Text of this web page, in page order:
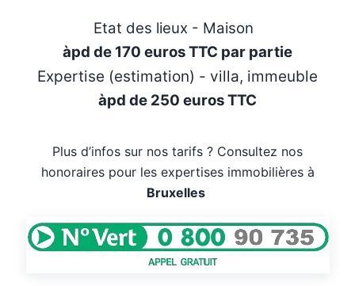
Etat des lieux - Maison
àpd de 170 euros TTC par partie
Expertise (estimation) - villa, immeuble
àpd de 250 euros TTC
Plus d’infos sur nos tarifs ? Consultez nos
honoraires pour les expertises immobilières à
Bruxelles